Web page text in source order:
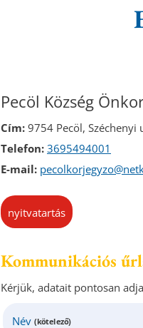
Pecöl Község
Cím: 9754 Pecöl, Széchenyi
Telefon: 3695494001
E-mail:
nyitvatartás
Kommunikációs
Kérjük, adatait pontosan
Név (kötelező)